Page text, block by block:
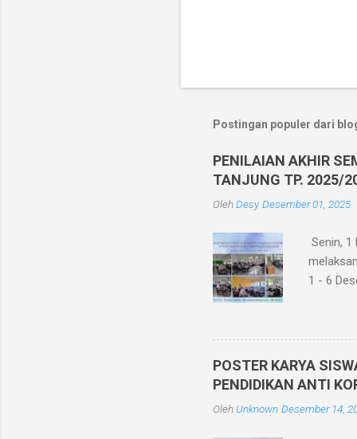
Postingan populer dari
PENILAIAN AKHIR
TANJUNG TP. 2025/
OlehDesy Desember 01, 2025
Senin, 1
1 - 6
Akhir
seluruh
dengan
POSTER KARYA
PENDIDIKAN ANTI
OlehUnknown Desember 14,